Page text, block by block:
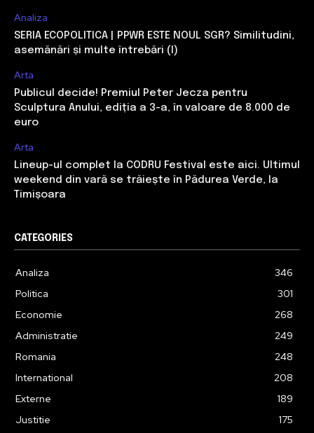
Analiza
SERIA ECOPOLITICA | PPWR ESTE NOUL SGR? Similitudini,
asemănări și multe întrebări (I)
Arta
Publicul decide! Premiul Peter Jecza pentru
Sculptura Anului, ediția a 3-a, în valoare de 8.000 de
euro
Arta
Lineup-ul complet la CODRU Festival este aici. Ultimul
weekend din vară se trăiește în Pădurea Verde, la
Timișoara
CATEGORIES
Analiza
346
Politica
301
Economie
268
Administratie
249
Romania
248
International
208
Externe
189
Justitie
175